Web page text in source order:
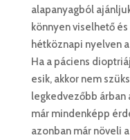
alapanyagból
könnyen viselhető
hétköznapi nyelven
Ha a páciens
esik, akkor nem
legkedvezőbb árban
már mindenképp
azonban már növeli